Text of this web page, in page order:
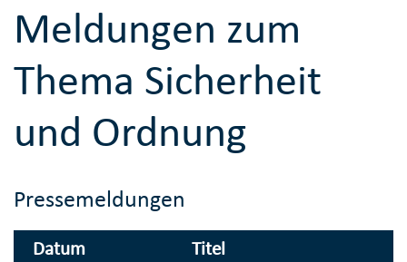
Meldungen zum
Thema Sicherheit
und Ordnung
Pressemeldungen
Datum Titel